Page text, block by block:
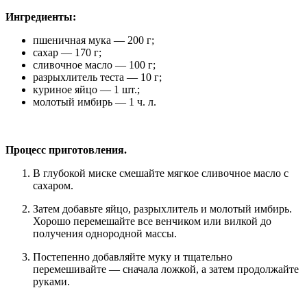
Ингредиенты:
пшеничная мука — 200 г;
сахар — 170 г;
сливочное масло — 100 г;
разрыхлитель теста — 10 г;
куриное яйцо — 1 шт.;
молотый имбирь — 1 ч. л.
Процесс приготовления.
В глубокой миске смешайте мягкое сливочное масло с
сахаром.
Затем добавьте яйцо, разрыхлитель и молотый имбирь.
Хорошо перемешайте все венчиком или вилкой до
получения однородной массы.
Постепенно добавляйте муку и тщательно
перемешивайте — сначала ложкой, а затем продолжайте
руками.